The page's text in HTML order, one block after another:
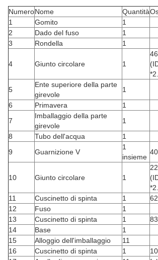
NumeroNome Quantità
1
Gomito
1
2
Dado del fuso
1
3
Rondella 1
4 Giunto circolare 1
46
5
Ente superiore della parte
girevole
1
6
Primavera
1
7
Imballaggio della parte
girevole
1
8
Tubo dell'acqua
1
9
Guarnizione V
1
insieme
10 Giunto circolare 1
22
11
Cuscinetto di spinta 1
12
Fuso
1
13
Cuscinetto di spinta 1
14
Base
1
15
Alloggio dell'imballaggio
11
16
Cuscinetto di spinta 1